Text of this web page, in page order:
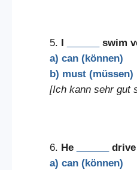
5.
swim
a) can (können)
b) must (müssen)
[Ich kann sehr gut
6. He
a) can (können)